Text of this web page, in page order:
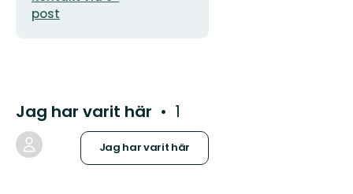
post
Jag har varit här 1
Jag har varit här